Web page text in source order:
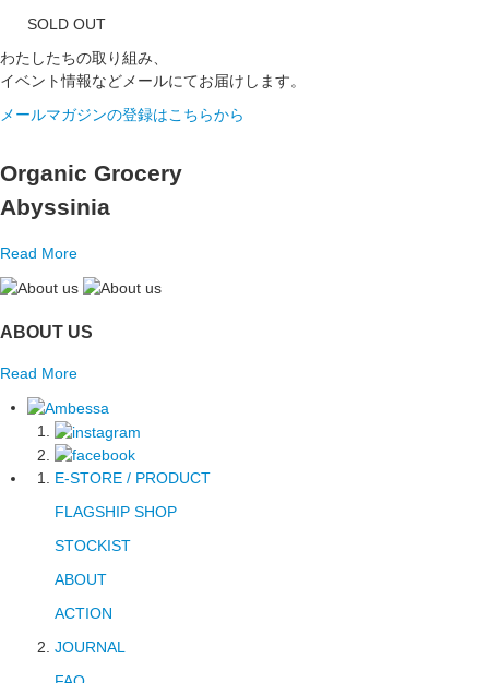
SOLD OUT
わたしたちの取り組み、
イベント情報などメールにてお届けします。
メールマガジンの登録はこちらから
Organic Grocery
Abyssinia
Read More
ABOUT US
Read More
E-STORE / PRODUCT
FLAGSHIP SHOP
STOCKIST
ABOUT
ACTION
JOURNAL